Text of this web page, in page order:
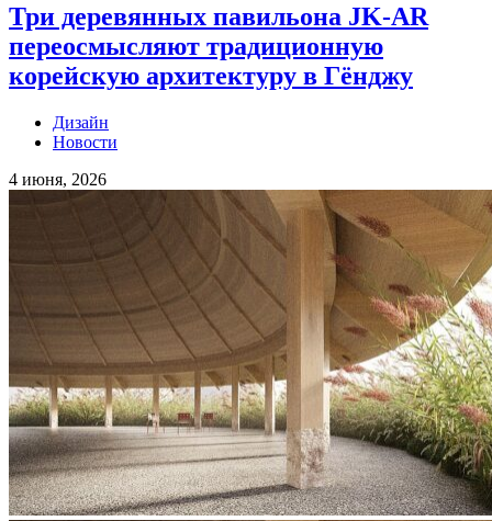
Три деревянных павильона JK-AR
переосмысляют традиционную
корейскую архитектуру в Гёнджу
Дизайн
Новости
4 июня, 2026